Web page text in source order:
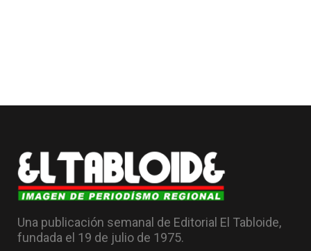
Una publicación semanal de Editorial El Tabloide,
fundada el 19 de julio de 1975.